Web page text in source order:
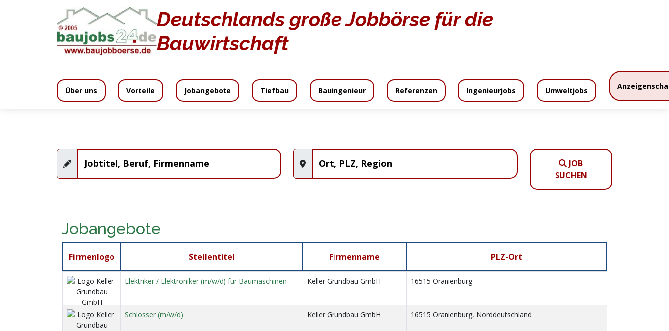
Deutschlands große Jobbörse für die
Bauwirtschaft
Über uns Vorteile Jobangebote Tiefbau Bauingenieur Referenzen Ingenieurjobs Umweltjobs
Jobangebote
Wir bieten Inklusive Mediadaten Angebot Angebotsanfrage Anzeigenpreise Anzeigenschaltung
JOB
SUCHEN
Jobangebote
Firmenlogo Stellentitel Firmenname PLZ-Ort
Elektriker / Elektroniker (m/w/d) für Baumaschinen Keller Grundbau GmbH 16515 Oranienburg
Schlosser (m/w/d) Keller Grundbau GmbH 16515 Oranienburg, Norddeutschland